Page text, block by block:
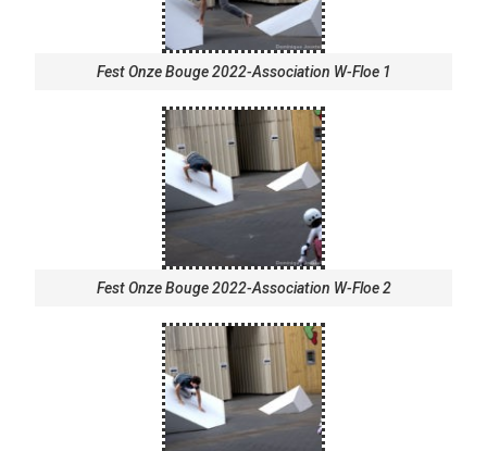
Fest Onze Bouge 2022-Association W-Floe 1
Fest Onze Bouge 2022-Association W-Floe 2